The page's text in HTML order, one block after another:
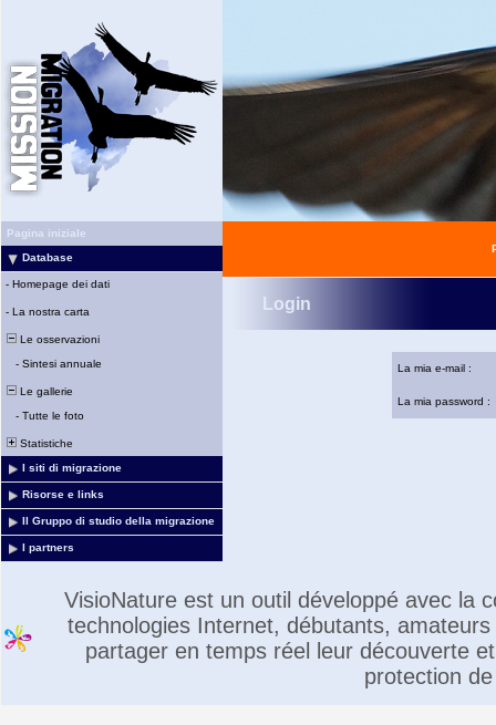
Pagina iniziale
Database
- Homepage dei dati
- La nostra carta
Le osservazioni
- Sintesi annuale
Le gallerie
- Tutte le foto
Statistiche
I siti di migrazione
Risorse e links
Il Gruppo di studio della migrazione
I partners
Login
La mia e-mail :
La mia password :
VisioNature est un outil développé avec la
technologies Internet, débutants,
partager en temps réel leur découverte
protection